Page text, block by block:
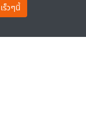
ร็วๆนี้